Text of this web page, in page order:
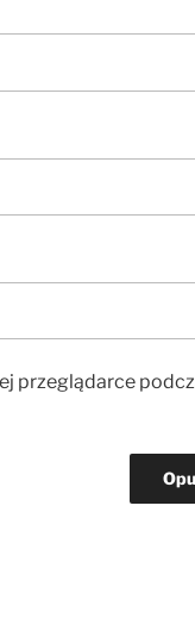
przeglądarce